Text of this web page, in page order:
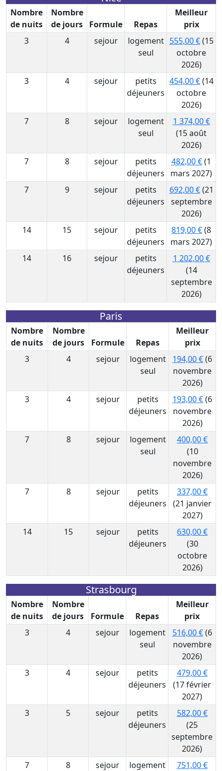
Nombre
de nuits
Nombre
de jours
Formule Repas
Meilleur
prix
3
4 sejour
logement
seul
555,00 €(15
octobre
2026)
3
4 sejour
petits
déjeuners
454,00 €(14
octobre
2026)
7
8 sejour
logement
seul
1 374,00 €
(15 août
2026)
7
8 sejour
petits
déjeuners
482,00 €(1
mars 2027)
7
9 sejour
petits
déjeuners
692,00 €(21
septembre
2026)
14
15 sejour
petits
déjeuners
819,00 €(8
mars 2027)
14
16 sejour
petits
déjeuners
1 202,00 €
(14
septembre
2026)
Paris
Nombre
de nuits
Nombre
de jours
Formule Repas
Meilleur
prix
3
4 sejour
logement
seul
194,00 €(6
novembre
2026)
3
4 sejour
petits
déjeuners
193,00 €(6
novembre
2026)
7
8 sejour
logement
seul
400,00 €
(10
novembre
2026)
7
8 sejour
petits
déjeuners
337,00 €
(21 janvier
2027)
14
15 sejour
petits
déjeuners
630,00 €
(30
octobre
2026)
Strasbourg
Nombre
de nuits
Nombre
de jours
Formule Repas
Meilleur
prix
3
4 sejour
logement
seul
516,00 €(6
novembre
2026)
3
4 sejour
petits
déjeuners
479,00 €
(17 février
2027)
3
5 sejour
petits
déjeuners
582,00 €
(25
septembre
2026)
7
8 sejour
logement
751,00 €